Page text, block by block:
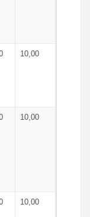
10,00
10,00
10,00